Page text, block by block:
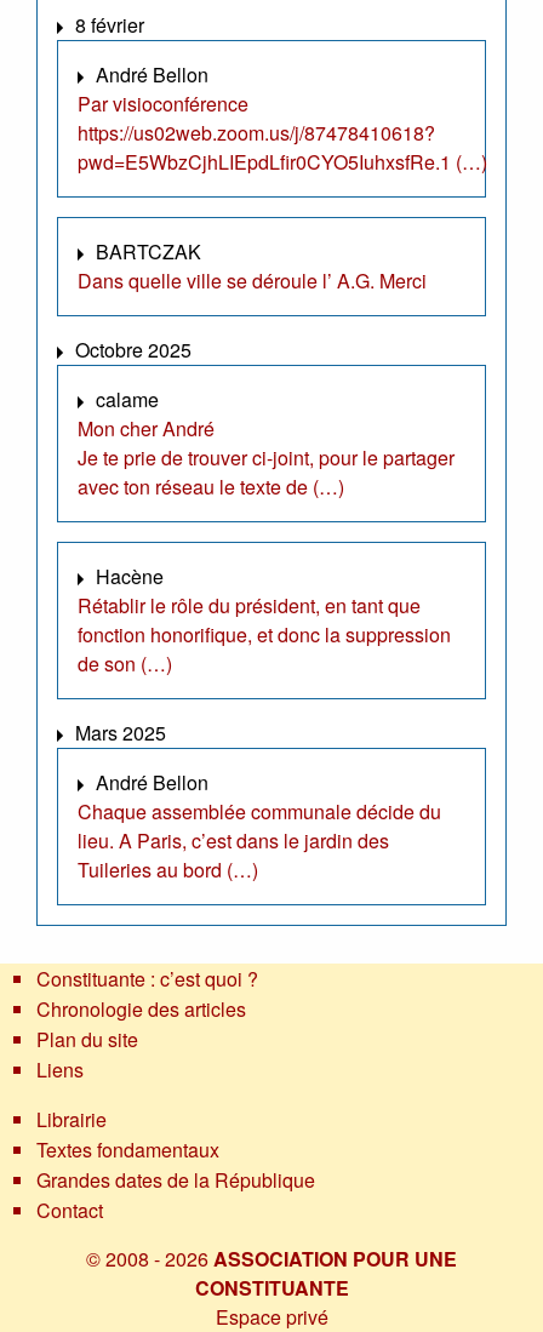
8 février
André Bellon
Par visioconférence
https://us02web.zoom.us/j/87478410618?
pwd=E5WbzCjhLIEpdLfir0CYO5IuhxsfRe.1 (…)
BARTCZAK
Dans quelle ville se déroule l’ A.G. Merci
Octobre 2025
calame
Mon cher André
Je te prie de trouver ci-joint, pour le partager
avec ton réseau le texte de (…)
Hacène
Rétablir le rôle du président, en tant que
fonction honorifique, et donc la suppression
de son (…)
Mars 2025
André Bellon
Chaque assemblée communale décide du
lieu. A Paris, c’est dans le jardin des
Tuileries au bord (…)
Constituante : c’est quoi ?
Chronologie des articles
Plan du site
Liens
Librairie
Textes fondamentaux
Grandes dates de la République
Contact
© 2008 - 2026ASSOCIATION POUR UNE
CONSTITUANTE
Espace privé